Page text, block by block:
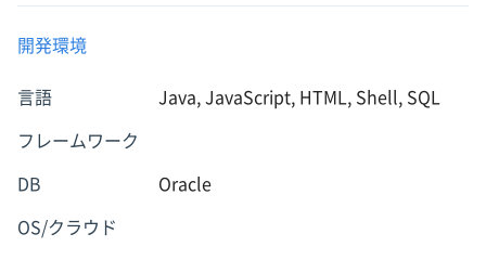
開発環境
言語 Java, JavaScript, HTML, Shell, SQL
フレームワーク
DB Oracle
OS/クラウド